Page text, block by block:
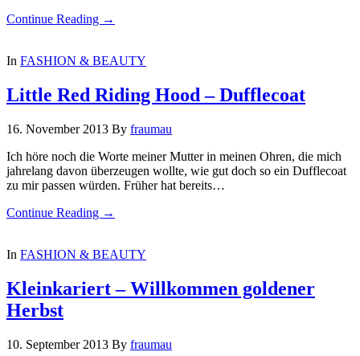
Continue Reading →
In FASHION & BEAUTY
Little Red Riding Hood – Dufflecoat
16. November 2013 By fraumau
Ich höre noch die Worte meiner Mutter in meinen Ohren, die mich
jahrelang davon überzeugen wollte, wie gut doch so ein Dufflecoat
zu mir passen würden. Früher hat bereits…
Continue Reading →
In FASHION & BEAUTY
Kleinkariert – Willkommen goldener
Herbst
10. September 2013 By fraumau